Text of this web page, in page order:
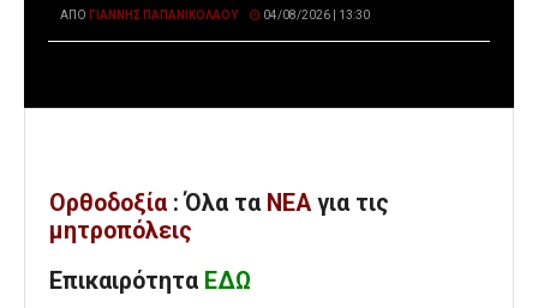
ΑΠΌ ΓΙΆΝΝΗΣ ΠΑΠΑΝΙΚΟΛΆΟΥ 04/08/2026 | 13:30
Ορθοδοξία : Όλα τα ΝΕΑ για τις
μητροπόλεις
Επικαιρότητα ΕΔΩ